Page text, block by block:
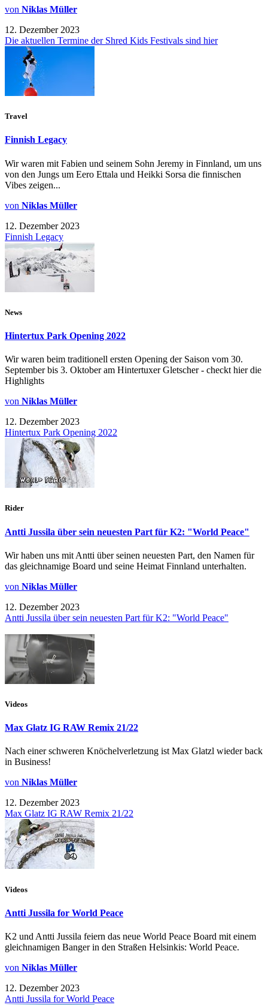
von Niklas Müller
12. Dezember 2023
Die aktuellen Termine der Shred Kids Festivals sind hier
Travel
Finnish Legacy
Wir waren mit Fabien und seinem Sohn Jeremy in Finnland, um uns
von den Jungs um Eero Ettala und Heikki Sorsa die finnischen
Vibes zeigen...
von Niklas Müller
12. Dezember 2023
Finnish Legacy
News
Hintertux Park Opening 2022
Wir waren beim traditionell ersten Opening der Saison vom 30.
September bis 3. Oktober am Hintertuxer Gletscher - checkt hier die
Highlights
von Niklas Müller
12. Dezember 2023
Hintertux Park Opening 2022
Rider
Antti Jussila über sein neuesten Part für K2: "World Peace"
Wir haben uns mit Antti über seinen neuesten Part, den Namen für
das gleichnamige Board und seine Heimat Finnland unterhalten.
von Niklas Müller
12. Dezember 2023
Antti Jussila über sein neuesten Part für K2: "World Peace"
Videos
Max Glatz IG RAW Remix 21/22
Nach einer schweren Knöchelverletzung ist Max Glatzl wieder back
in Business!
von Niklas Müller
12. Dezember 2023
Max Glatz IG RAW Remix 21/22
Videos
Antti Jussila for World Peace
K2 und Antti Jussila feiern das neue World Peace Board mit einem
gleichnamigen Banger in den Straßen Helsinkis: World Peace.
von Niklas Müller
12. Dezember 2023
Antti Jussila for World Peace